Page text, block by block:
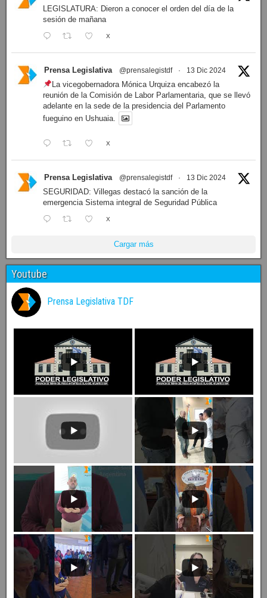
LEGISLATURA: Dieron a conocer el orden del día de la
sesión de mañana
X
Prensa Legislativa @prensalegistdf · 13 Dic 2024
La vicegobernadora Mónica Urquiza encabezó la
reunión de la Comisión de Labor Parlamentaria, que se llevó
adelante en la sede de la presidencia del Parlamento
fueguino en Ushuaia.
X
Prensa Legislativa @prensalegistdf · 13 Dic 2024
SEGURIDAD: Villegas destacó la sanción de la
emergencia Sistema integral de Seguridad Pública
X
Cargar más
Youtube
Prensa Legislativa TDF